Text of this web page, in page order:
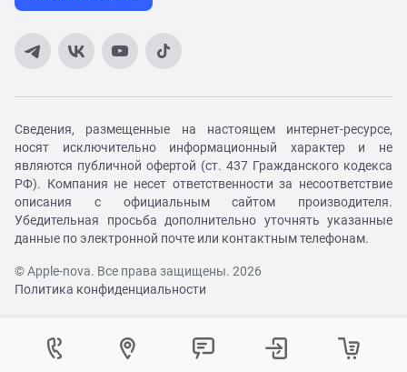
Сведения, размещенные на настоящем интернет-ресурсе,
носят исключительно информационный характер и не
являются публичной офертой (ст. 437 Гражданского кодекса
РФ). Компания не несет ответственности за несоответствие
описания с официальным сайтом производителя.
Убедительная просьба дополнительно уточнять указанные
данные по электронной почте или контактным телефонам.
© Apple-nova. Все права защищены. 2026
Политика конфиденциальности
Контактный центр
Укажите ваш город
Изменение города
Как вам удобнее с нами связаться?
Войти в личный кабинет